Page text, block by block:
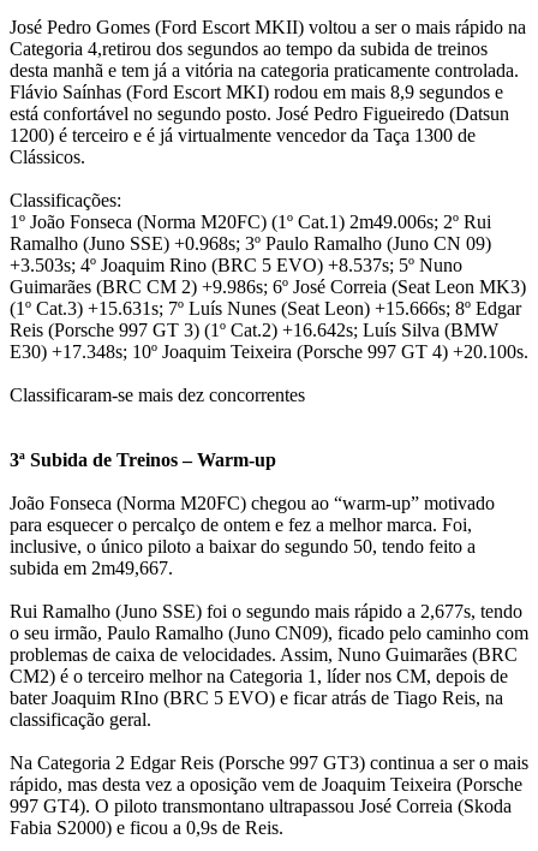
José Pedro Gomes (Ford Escort MKII) voltou a ser o mais rápido na
Categoria 4,retirou dos segundos ao tempo da subida de treinos
desta manhã e tem já a vitória na categoria praticamente controlada.
Flávio Saínhas (Ford Escort MKI) rodou em mais 8,9 segundos e
está confortável no segundo posto. José Pedro Figueiredo (Datsun
1200) é terceiro e é já virtualmente vencedor da Taça 1300 de
Clássicos.
Classificações:
1º João Fonseca (Norma M20FC) (1º Cat.1) 2m49.006s; 2º Rui
Ramalho (Juno SSE) +0.968s; 3º Paulo Ramalho (Juno CN 09)
+3.503s; 4º Joaquim Rino (BRC 5 EVO) +8.537s; 5º Nuno
Guimarães (BRC CM 2) +9.986s; 6º José Correia (Seat Leon MK3)
(1º Cat.3) +15.631s; 7º Luís Nunes (Seat Leon) +15.666s; 8º Edgar
Reis (Porsche 997 GT 3) (1º Cat.2) +16.642s; Luís Silva (BMW
E30) +17.348s; 10º Joaquim Teixeira (Porsche 997 GT 4) +20.100s.
Classificaram-se mais dez concorrentes
3ª Subida de Treinos – Warm-up
João Fonseca (Norma M20FC) chegou ao “warm-up” motivado
para esquecer o percalço de ontem e fez a melhor marca. Foi,
inclusive, o único piloto a baixar do segundo 50, tendo feito a
subida em 2m49,667.
Rui Ramalho (Juno SSE) foi o segundo mais rápido a 2,677s, tendo
o seu irmão, Paulo Ramalho (Juno CN09), ficado pelo caminho com
problemas de caixa de velocidades. Assim, Nuno Guimarães (BRC
CM2) é o terceiro melhor na Categoria 1, líder nos CM, depois de
bater Joaquim RIno (BRC 5 EVO) e ficar atrás de Tiago Reis, na
classificação geral.
Na Categoria 2 Edgar Reis (Porsche 997 GT3) continua a ser o mais
rápido, mas desta vez a oposição vem de Joaquim Teixeira (Porsche
997 GT4). O piloto transmontano ultrapassou José Correia (Skoda
Fabia S2000) e ficou a 0,9s de Reis.